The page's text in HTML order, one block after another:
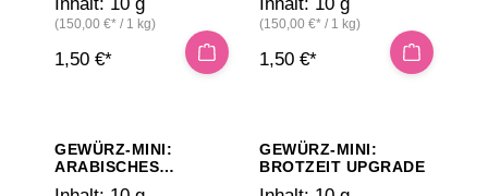
Inhalt: 10 g
(150,00 €* / 1 kg)
1,50 €*
Inhalt: 10 g
(150,00 €* / 1 kg)
1,50 €*
GEWÜRZ-MINI:
ARABISCHES
KAFFEEGEWÜRZ
GEWÜRZ-MINI:
BROTZEIT UPGRADE